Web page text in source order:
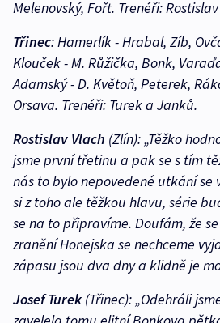
Melenovský, Fořt. Trenéři:
Třinec: Hamerlík - Hrabal, Zíb,
Klouček - M. Růžička, Bonk,
Adamský - D. Květoň, Peterek,
Orsava. Trenéři: Turek a Janků.
Rostislav Vlach (Zlín): „Těžko
jsme první třetinu a pak se s tím
nás to bylo nepovedené utkání se
si z toho ale těžkou hlavu, série
se na to připravíme. Doufám, že
zranění Honejska se nechceme
zápasu jsou dva dny a klidně je
Josef Turek (Třinec): „Odehráli